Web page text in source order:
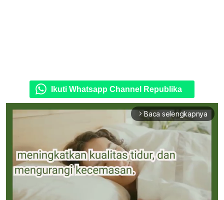
Ikuti Whatsapp Channel Republika
arrow_forward_ios Baca selengkapnya